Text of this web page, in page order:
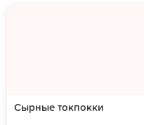
Сырные токпокки